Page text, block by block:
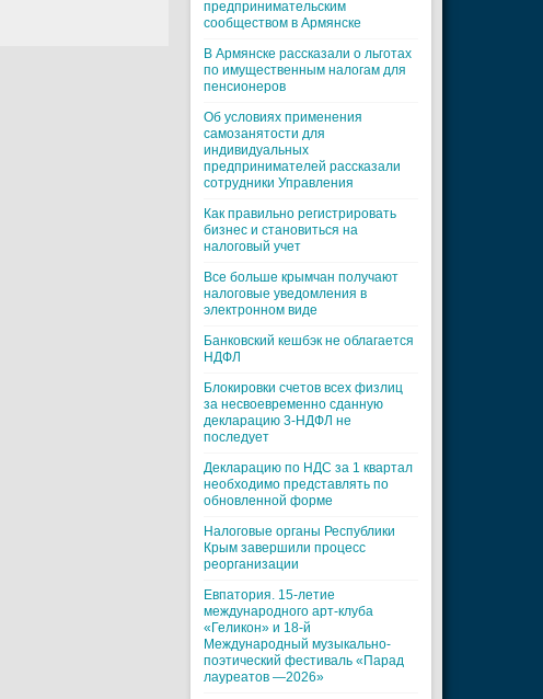
предпринимательским
сообществом в Армянске
В Армянске рассказали о льготах
по имущественным налогам для
пенсионеров
Об условиях применения
самозанятости для
индивидуальных
предпринимателей рассказали
сотрудники Управления
Как правильно регистрировать
бизнес и становиться на
налоговый учет
Все больше крымчан получают
налоговые уведомления в
электронном виде
Банковский кешбэк не облагается
НДФЛ
Блокировки счетов всех физлиц
за несвоевременно сданную
декларацию 3-НДФЛ не
последует
Декларацию по НДС за 1 квартал
необходимо представлять по
обновленной форме
Налоговые органы Республики
Крым завершили процесс
реорганизации
Евпатория. 15-летие
международного арт-клуба
«Геликон» и 18-й
Международный музыкально-
поэтический фестиваль «Парад
лауреатов —2026»